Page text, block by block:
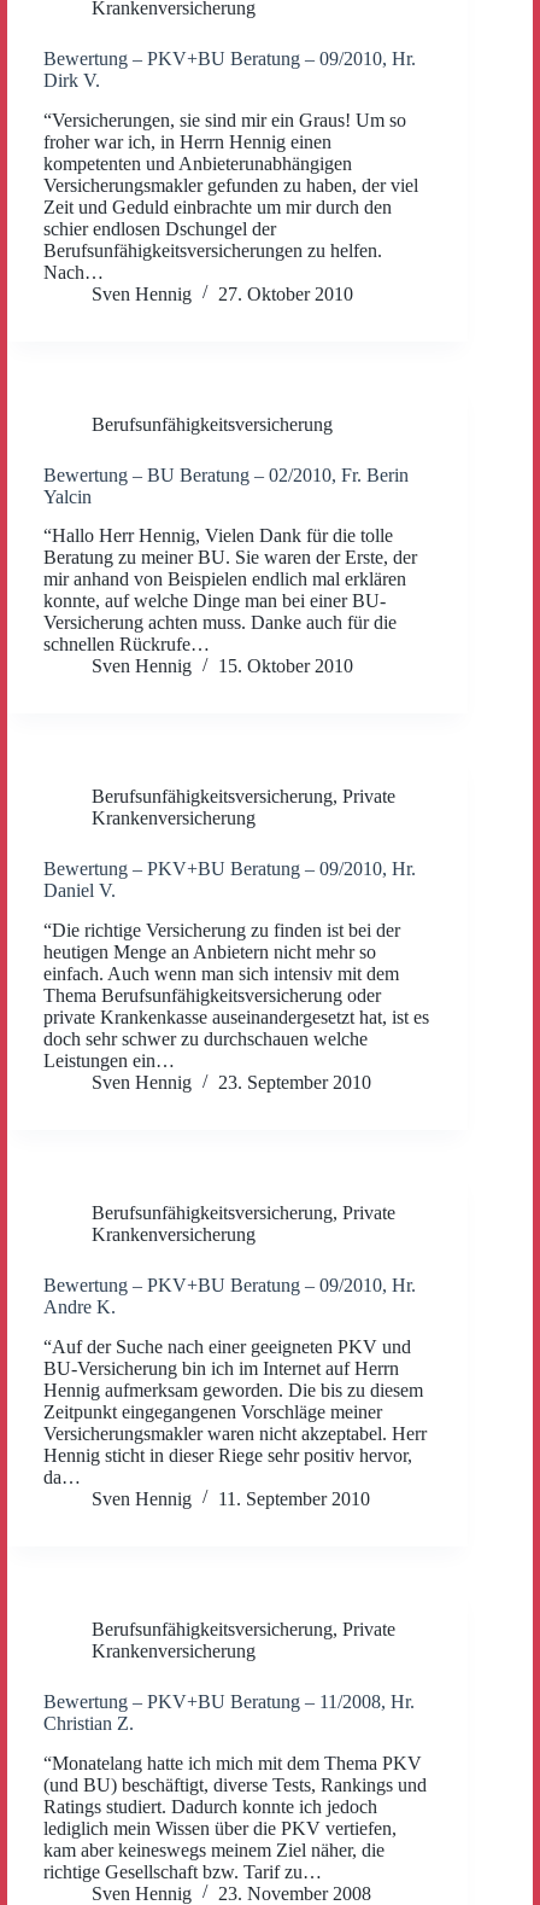
Krankenversicherung
Bewertung – PKV+BU Beratung – 09/2010, Hr.
Dirk V.
“Versicherungen, sie sind mir ein Graus! Um so
froher war ich, in Herrn Hennig einen
kompetenten und Anbieterunabhängigen
Versicherungsmakler gefunden zu haben, der viel
Zeit und Geduld einbrachte um mir durch den
schier endlosen Dschungel der
Berufsunfähigkeitsversicherungen zu helfen.
Nach…
Sven Hennig
27. Oktober 2010
Berufsunfähigkeitsversicherung
Bewertung – BU Beratung – 02/2010, Fr. Berin
Yalcin
“Hallo Herr Hennig, Vielen Dank für die tolle
Beratung zu meiner BU. Sie waren der Erste, der
mir anhand von Beispielen endlich mal erklären
konnte, auf welche Dinge man bei einer BU-
Versicherung achten muss. Danke auch für die
schnellen Rückrufe…
Sven Hennig
15. Oktober 2010
Berufsunfähigkeitsversicherung, Private
Krankenversicherung
Bewertung – PKV+BU Beratung – 09/2010, Hr.
Daniel V.
“Die richtige Versicherung zu finden ist bei der
heutigen Menge an Anbietern nicht mehr so
einfach. Auch wenn man sich intensiv mit dem
Thema Berufsunfähigkeitsversicherung oder
private Krankenkasse auseinandergesetzt hat, ist es
doch sehr schwer zu durchschauen welche
Leistungen ein…
Sven Hennig
23. September 2010
Berufsunfähigkeitsversicherung, Private
Krankenversicherung
Bewertung – PKV+BU Beratung – 09/2010, Hr.
Andre K.
“Auf der Suche nach einer geeigneten PKV und
BU-Versicherung bin ich im Internet auf Herrn
Hennig aufmerksam geworden. Die bis zu diesem
Zeitpunkt eingegangenen Vorschläge meiner
Versicherungsmakler waren nicht akzeptabel. Herr
Hennig sticht in dieser Riege sehr positiv hervor,
da…
Sven Hennig
11. September 2010
Berufsunfähigkeitsversicherung, Private
Krankenversicherung
Bewertung – PKV+BU Beratung – 11/2008, Hr.
Christian Z.
“Monatelang hatte ich mich mit dem Thema PKV
(und BU) beschäftigt, diverse Tests, Rankings und
Ratings studiert. Dadurch konnte ich jedoch
lediglich mein Wissen über die PKV vertiefen,
kam aber keineswegs meinem Ziel näher, die
richtige Gesellschaft bzw. Tarif zu…
Sven Hennig
23. November 2008